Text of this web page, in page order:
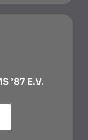
’87 E.V.